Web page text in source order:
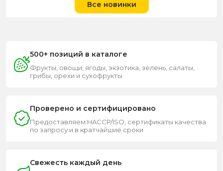
Все новинки
500+ позиций в каталоге
Фрукты, овощи, ягоды, экзотика, зелень, салаты,
грибы, орехи и сухофрукты
Проверено и сертифицировано
Предоставляем HACCP/ISO, сертификаты качества
по запросу и в кратчайшие сроки
Свежесть каждый день